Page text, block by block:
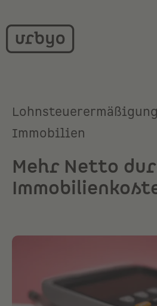
Immobilien
Mehr Netto